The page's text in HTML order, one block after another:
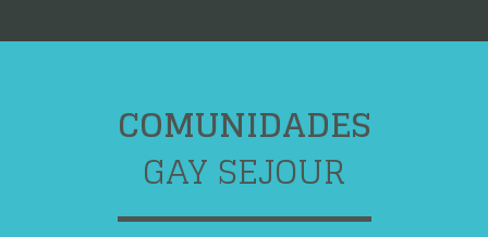
COMUNIDADES
GAY SEJOUR